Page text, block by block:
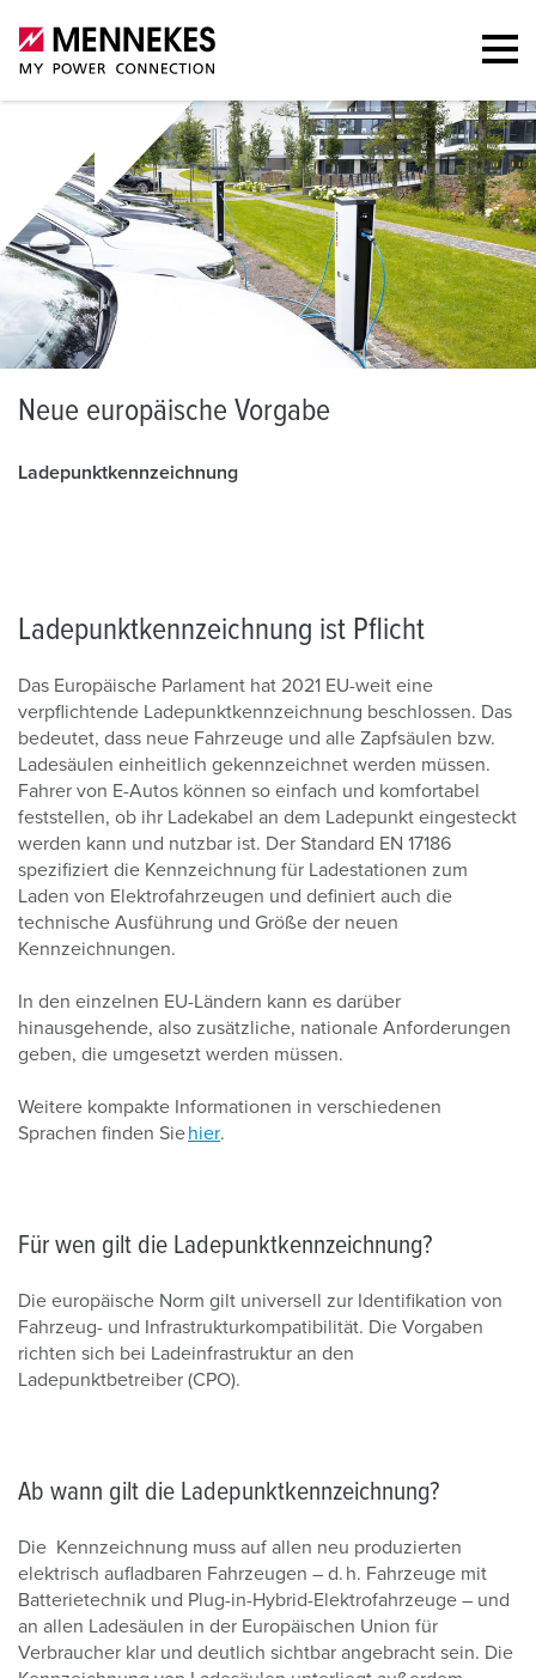
Neue europäische Vorgabe
Ladepunktkennzeichnung
Ladepunktkennzeichnung ist Pflicht
Das Europäische Parlament hat 2021 EU-weit eine
verpflichtende Ladepunktkennzeichnung beschlossen. Das
bedeutet, dass neue Fahrzeuge und alle Zapfsäulen bzw.
Ladesäulen einheitlich gekennzeichnet werden müssen.
Fahrer von E-Autos können so einfach und komfortabel
feststellen, ob ihr Ladekabel an dem Ladepunkt eingesteckt
werden kann und nutzbar ist. Der Standard EN 17186
spezifiziert die Kennzeichnung für Ladestationen zum
Laden von Elektrofahrzeugen und definiert auch die
technische Ausführung und Größe der neuen
Kennzeichnungen.
In den einzelnen EU-Ländern kann es darüber
hinausgehende, also zusätzliche, nationale Anforderungen
geben, die umgesetzt werden müssen.
Weitere kompakte Informationen in verschiedenen
Sprachen finden Sie hier.
Für wen gilt die Ladepunktkennzeichnung?
Die europäische Norm gilt universell zur Identifikation von
Fahrzeug- und Infrastrukturkompatibilität. Die Vorgaben
richten sich bei Ladeinfrastruktur an den
Ladepunktbetreiber (CPO).
Ab wann gilt die Ladepunktkennzeichnung?
Die Kennzeichnung muss auf allen neu produzierten
elektrisch aufladbaren Fahrzeugen – d. h. Fahrzeuge mit
Batterietechnik und Plug-in-Hybrid-Elektrofahrzeuge – und
an allen Ladesäulen in der Europäischen Union für
Verbraucher klar und deutlich sichtbar angebracht sein. Die